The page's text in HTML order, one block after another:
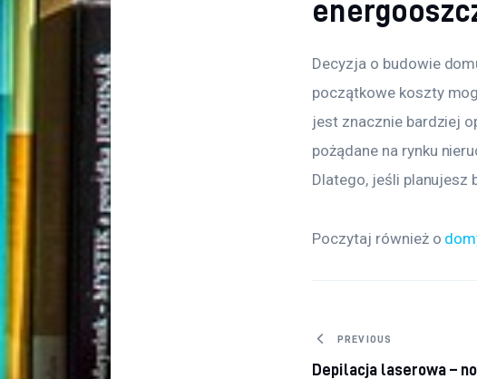
Decyzja o budowie
początkowe koszty
jest znacznie bardziej
pożądane na rynku
Dlatego, jeśli planujesz
Poczytaj również o
Nawigacja
PREVIOUS
Depilacja laserowa –